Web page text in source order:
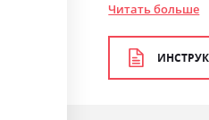
Цвет (Корпус):
Цвет материала
Стиль
Читать больше